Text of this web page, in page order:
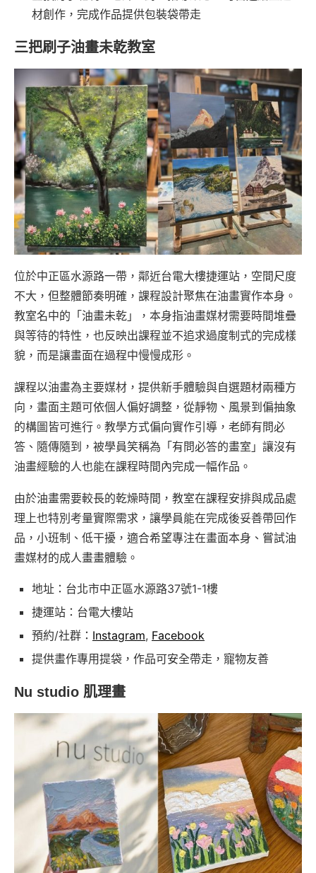
材創作，完成作品提供包裝袋帶走
三把刷子油畫未乾教室
位於中正區水源路一帶，鄰近台電大樓捷運站，空間尺度
不大，但整體節奏明確，課程設計聚焦在油畫實作本身。
教室名中的「油畫未乾」，本身指油畫媒材需要時間堆疊
與等待的特性，也反映出課程並不追求過度制式的完成樣
貌，而是讓畫面在過程中慢慢成形。
課程以油畫為主要媒材，提供新手體驗與自選題材兩種方
向，畫面主題可依個人偏好調整，從靜物、風景到偏抽象
的構圖皆可進行。教學方式偏向實作引導，老師有問必
答、隨傳隨到，被學員笑稱為「有問必答的畫室」讓沒有
油畫經驗的人也能在課程時間內完成一幅作品。
由於油畫需要較長的乾燥時間，教室在課程安排與成品處
理上也特別考量實際需求，讓學員能在完成後妥善帶回作
品，小班制、低干擾，適合希望專注在畫面本身、嘗試油
畫媒材的成人畫畫體驗。
地址：台北市中正區水源路37號1-1樓
捷運站：台電大樓站
預約/社群： Instagram, Facebook
提供畫作專用提袋，作品可安全帶走，寵物友善
Nu studio 肌理畫